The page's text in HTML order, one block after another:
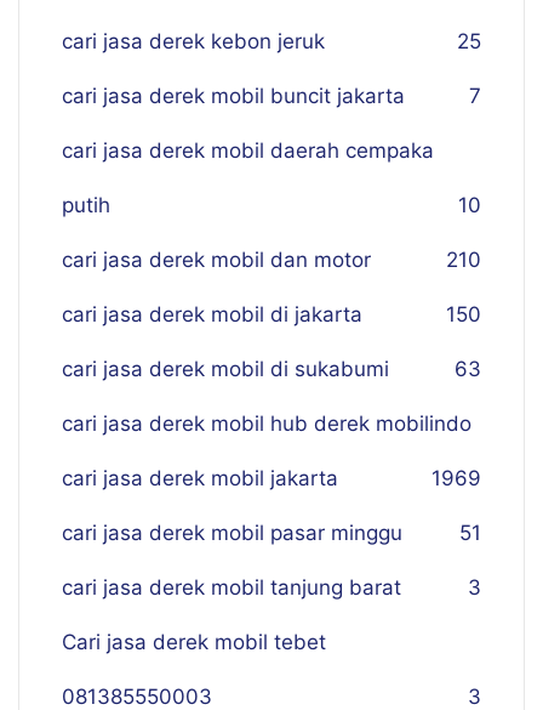
cari jasa derek kebon jeruk 25
cari jasa derek mobil buncit jakarta 7
cari jasa derek mobil daerah cempaka
putih 10
cari jasa derek mobil dan motor 210
cari jasa derek mobil di jakarta 150
cari jasa derek mobil di sukabumi 63
cari jasa derek mobil hub derek mobilindo
69
cari jasa derek mobil jakarta 19
cari jasa derek mobil pasar minggu 51
cari jasa derek mobil tanjung barat 3
Cari jasa derek mobil tebet
081385550003 3